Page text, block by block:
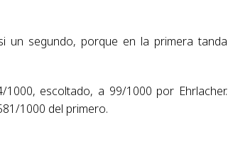
un segundo, porque en la primera tanda
1000, escoltado, a 99/1000 por Ehrlacher.
1000 del primero.